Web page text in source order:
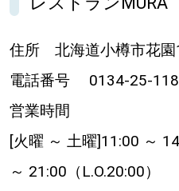
住所 北海道小樽市花園
電話番号 0134-25-
営業時間 ​
[火曜 ～ 土曜]11:00 ～
～ 21:00（L.O.20:00）